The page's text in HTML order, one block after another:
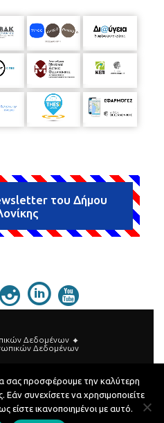
του Δήμου
Δεδομένων
Δεδομένων
σας προσφέρουμε την καλύτερη
Εάν συνεχίσετε να χρησιμοποιείτε
είστε ικανοποιημένοι με αυτό.